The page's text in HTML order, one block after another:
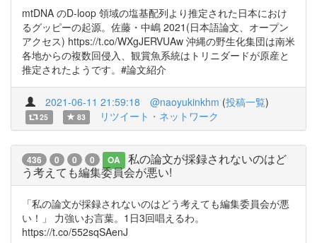
mtDNA のD-loop 領域の塩基配列より推定された日本におけ
るグッピーの起源。佐藤・中嶋 2021(日本語論文、オープン
アクセス) https://t.co/WXgJERVUAw 沖縄の野生化集団は南米
各地からの複数回侵入、観賞魚系統はトリニダードが原産と
推定されたようです。#論文紹介
2021-06-11 21:59:18 @naoyukinkhm (投稿一覧)
25 83 リツイート・ネットワーク
436 0 0 0 OA
私の論文が採録されないのはど
う考えても編集委員会が悪い!
「私の論文が採録されないのはどう考えても編集委員会が悪
い！」 力強いお言葉。1日3回唱えるわ。
https://t.co/552sqSAenJ